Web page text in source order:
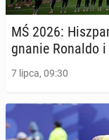
MŚ 2026:
gna­nie Ronaldo
7 lipca, 09:30